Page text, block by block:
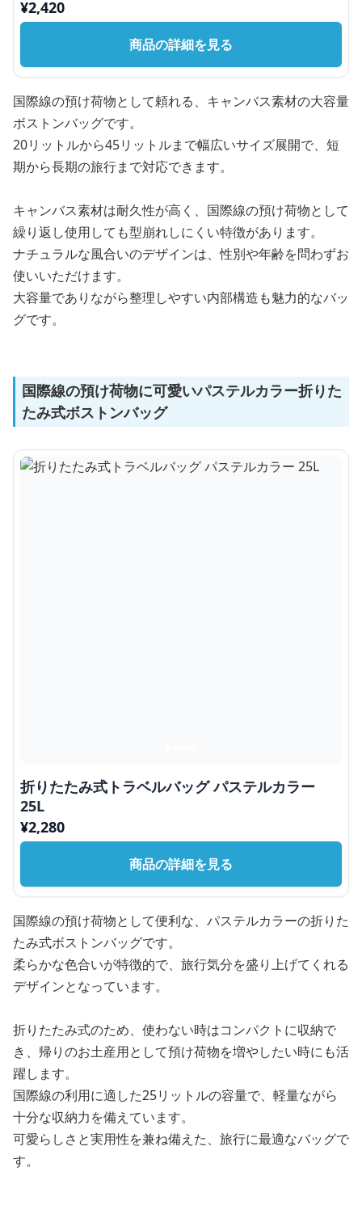
¥2,420
商品の詳細を見る
国際線の預け荷物として頼れる、キャンバス素材の大容量
ボストンバッグです。
20リットルから45リットルまで幅広いサイズ展開で、短
期から長期の旅行まで対応できます。
キャンバス素材は耐久性が高く、国際線の預け荷物として
繰り返し使用しても型崩れしにくい特徴があります。
ナチュラルな風合いのデザインは、性別や年齢を問わずお
使いいただけます。
大容量でありながら整理しやすい内部構造も魅力的なバッ
グです。
国際線の預け荷物に可愛いパステルカラー折りた
たみ式ボストンバッグ
折りたたみ式トラベルバッグ パステルカラー
25L
¥2,280
商品の詳細を見る
国際線の預け荷物として便利な、パステルカラーの折りた
たみ式ボストンバッグです。
柔らかな色合いが特徴的で、旅行気分を盛り上げてくれる
デザインとなっています。
折りたたみ式のため、使わない時はコンパクトに収納で
き、帰りのお土産用として預け荷物を増やしたい時にも活
躍します。
国際線の利用に適した25リットルの容量で、軽量ながら
十分な収納力を備えています。
可愛らしさと実用性を兼ね備えた、旅行に最適なバッグで
す。